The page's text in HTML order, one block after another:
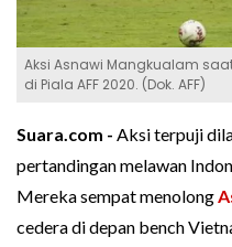
Aksi Asnawi Mangkualam
di Piala AFF 2020. (Dok. AFF)
Suara.com - Aksi terpuji
pertandingan melawan
Mereka sempat menolong
cedera di depan bench